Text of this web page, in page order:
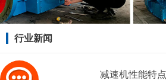
行业新闻
减速机性能特点